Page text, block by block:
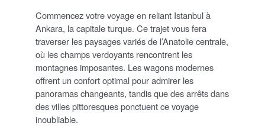
Commencez votre voyage en reliant Istanbul à
Ankara, la capitale turque. Ce trajet vous fera
traverser les paysages variés de l’Anatolie centrale,
où les champs verdoyants rencontrent les
montagnes imposantes. Les wagons modernes
offrent un confort optimal pour admirer les
panoramas changeants, tandis que des arrêts dans
des villes pittoresques ponctuent ce voyage
inoubliable.